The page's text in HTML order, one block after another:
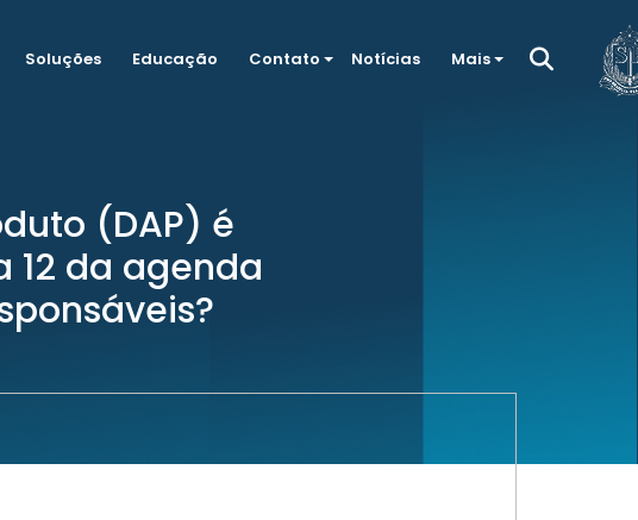
Soluções Educação Contato Notícias Mais
(DAP) é
da agenda